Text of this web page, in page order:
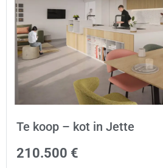
Te koop – kot in Jette
210.500 €